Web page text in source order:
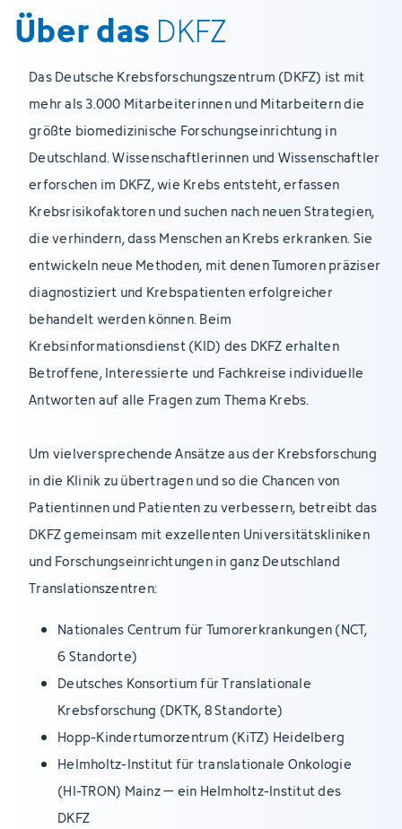
Über das DKFZ
Das Deutsche Krebsforschungszentrum (DKFZ) ist mit
mehr als 3.000 Mitarbeiterinnen und Mitarbeitern die
größte biomedizinische Forschungseinrichtung in
Deutschland. Wissenschaftlerinnen und Wissenschaftler
erforschen im DKFZ, wie Krebs entsteht, erfassen
Krebsrisikofaktoren und suchen nach neuen Strategien,
die verhindern, dass Menschen an Krebs erkranken. Sie
entwickeln neue Methoden, mit denen Tumoren präziser
diagnostiziert und Krebspatienten erfolgreicher
behandelt werden können. Beim
Krebsinformationsdienst (KID) des DKFZ erhalten
Betroffene, Interessierte und Fachkreise individuelle
Antworten auf alle Fragen zum Thema Krebs.
Um vielversprechende Ansätze aus der Krebsforschung
in die Klinik zu übertragen und so die Chancen von
Patientinnen und Patienten zu verbessern, betreibt das
DKFZ gemeinsam mit exzellenten Universitätskliniken
und Forschungseinrichtungen in ganz Deutschland
Translationszentren:
Nationales Centrum für Tumorerkrankungen (NCT,
6 Standorte)
Deutsches Konsortium für Translationale
Krebsforschung (DKTK, 8 Standorte)
Hopp-Kindertumorzentrum (KiTZ) Heidelberg
Helmholtz-Institut für translationale Onkologie
(HI-TRON) Mainz – ein Helmholtz-Institut des
DKFZ